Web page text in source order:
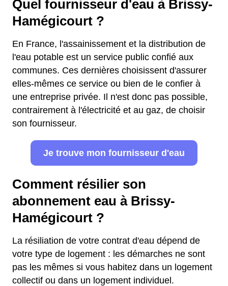
Quel fournisseur d'eau à Brissy-
Hamégicourt ?
En France, l'assainissement et la distribution de
l'eau potable est un service public confié aux
communes. Ces dernières choisissent d'assurer
elles-mêmes ce service ou bien de le confier à
une entreprise privée. Il n'est donc pas possible,
contrairement à l'électricité et au gaz, de choisir
son fournisseur.
Je trouve mon fournisseur d'eau
Comment résilier son
abonnement eau à Brissy-
Hamégicourt ?
La résiliation de votre contrat d'eau dépend de
votre type de logement : les démarches ne sont
pas les mêmes si vous habitez dans un logement
collectif ou dans un logement individuel.